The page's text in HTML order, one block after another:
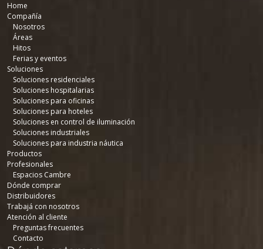
Home
Compañía
Nosotros
Áreas
Hitos
Ferias y eventos
Soluciones
Soluciones residenciales
Soluciones hospitalarias
Soluciones para oficinas
Soluciones para hoteles
Soluciones en control de iluminación
Soluciones industriales
Soluciones para industria náutica
Productos
Profesionales
Espacios Cambre
Dónde comprar
Distribuidores
Trabajá con nosotros
Atención al cliente
Preguntas frecuentes
Contacto